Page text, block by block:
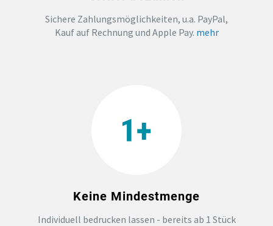
GROSSBESTELLUNG
Sichere Zahlungsmöglichkeiten, u.a. PayPal,
Kauf auf Rechnung und Apple Pay. mehr
Keine Mindestmenge
Individuell bedrucken lassen - bereits ab 1 Stück